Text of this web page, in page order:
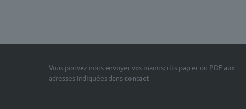
Vous pouvez nous envoyer vos manuscrits papier ou PDF aux
adresses indiquées dans contact